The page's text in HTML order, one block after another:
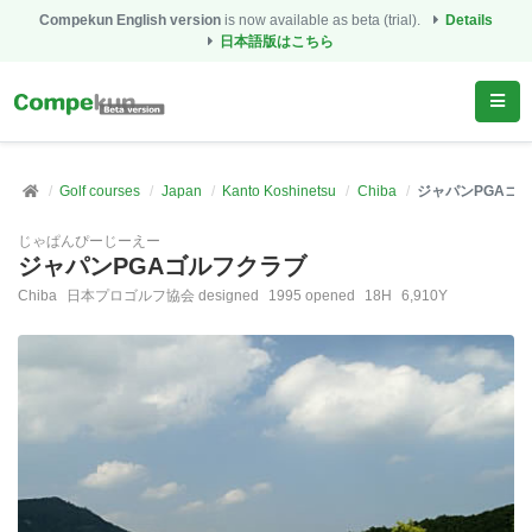
Compekun English version is now available as beta (trial).
Details
日本語版はこちら
Golf courses Japan Kanto Koshinetsu Chiba ジャパンPGAゴ
じゃぱんぴーじーえー
ジャパンPGAゴルフクラブ
Chiba 日本プロゴルフ協会 designed 1995 opened 18H 6,910Y